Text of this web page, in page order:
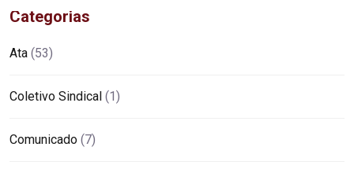
Categorias
Ata (53)
Coletivo Sindical (1)
Comunicado (7)